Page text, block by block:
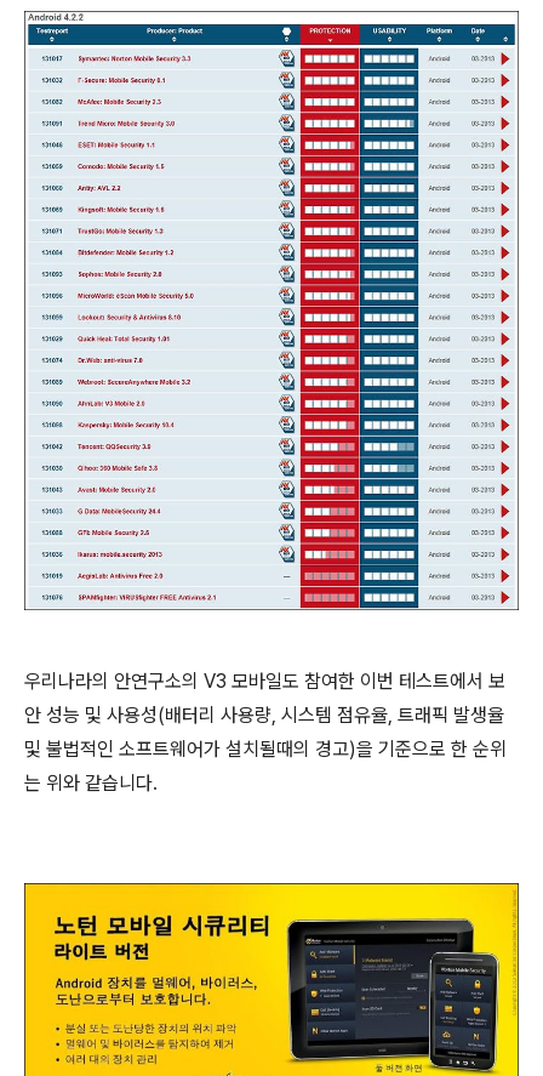
우리나라의 안연구소의 V3 모바일도 참여한 이번 테스트에서 보
안 성능 및 사용성(배터리 사용량, 시스템 점유율, 트래픽 발생율
및 불법적인 소프트웨어가 설치될때의 경고)을 기준으로 한 순위
는 위와 같습니다.